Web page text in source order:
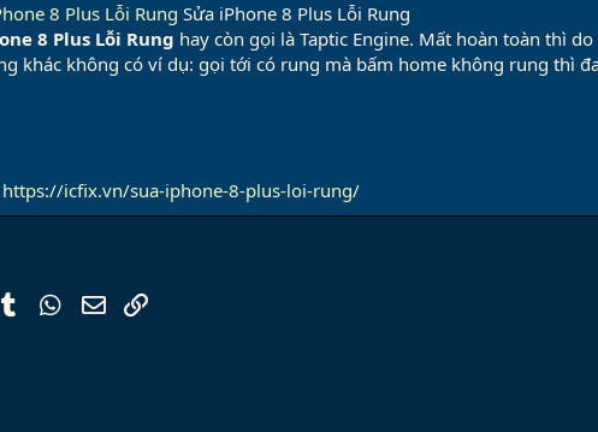
Sửa iPhone 8 Plus Lỗi Rung
8 Plus Lỗi Rung hay còn gọi là Taptic Engine. Mất hoàn toàn thì
khác không có ví dụ: gọi tới có rung mà bấm home không rung thì
https://icfix.vn/sua-iphone-8-plus-loi-rung/
TumblrWhatsApp
Email